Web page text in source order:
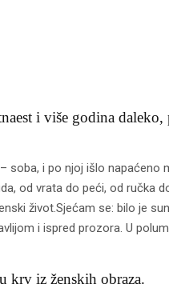
i više godina
soba, i po njoj išlo napaćeno
od vrata do peći, od ručka
život.Sjećam se: bilo je
i ispred prozora. U
krv iz ženskih obraza.